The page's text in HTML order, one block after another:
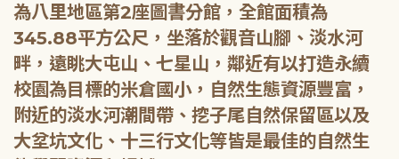
為八里地區第2座圖書分館，全館面積為
345.88平方公尺，坐落於觀音山腳、淡水河
畔，遠眺大屯山、七星山，鄰近有以打造永續
校園為目標的米倉國小，自然生態資源豐富，
附近的淡水河潮間帶、挖子尾自然保留區以及
大坌坑文化、十三行文化等皆是最佳的自然生